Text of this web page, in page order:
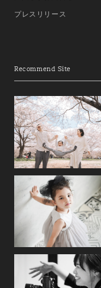
プレスリリース
Recommend Site